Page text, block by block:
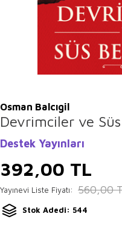
Osman Balcıgil
Devrimciler ve
Destek Yayınları
392,00 TL
Yayınevi Liste Fiyatı: 560,00
Stok Adedi: 544